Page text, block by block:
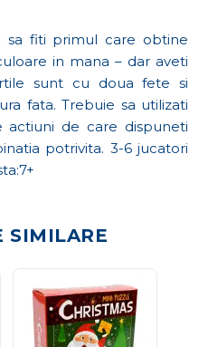
sa fiti primul care obtine
in mana – dar aveti
sunt cu doua fete si
fata. Trebuie sa utilizati
actiuni de care dispuneti
potrivita. 3-6 jucatori
SIMILARE